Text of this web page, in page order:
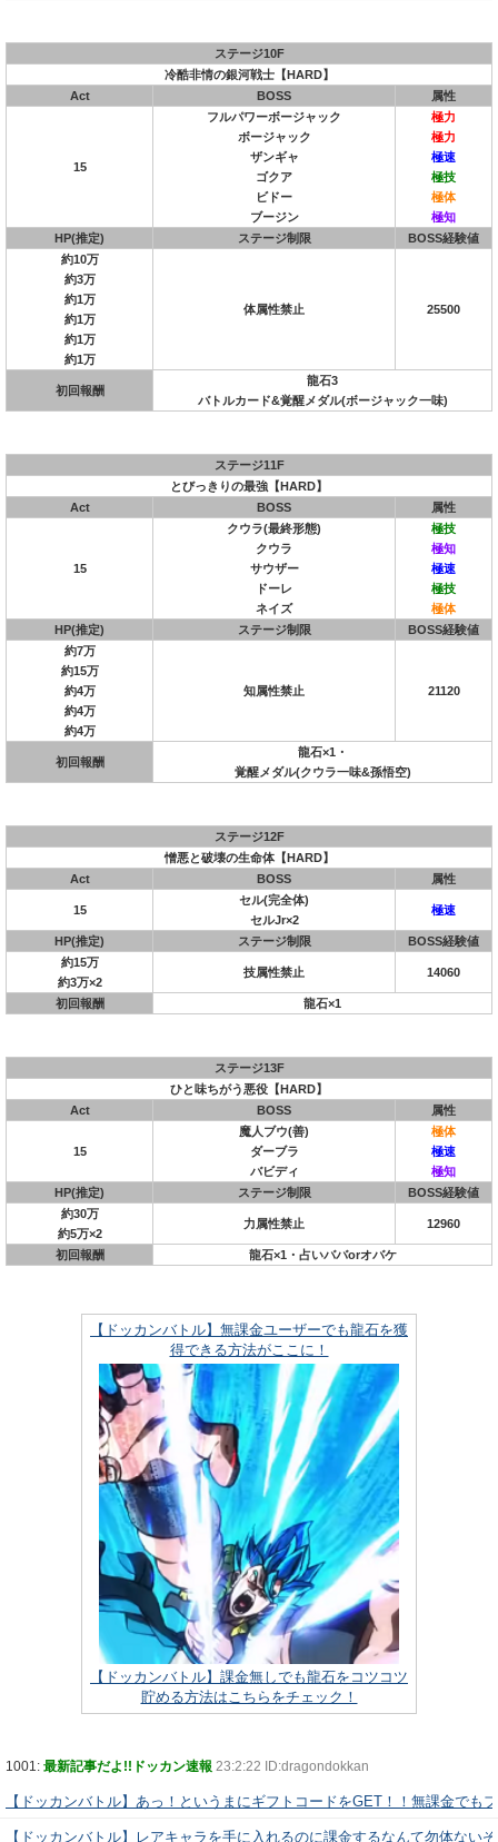
ステージ10F
冷酷非情の銀河戦士【HARD】
Act
BOSS 属性
15
フルパワーボージャック
ボージャック
ザンギャ
ゴクア
ビドー
ブージン
極力
極力
極速
極技
極体
極知
HP(推定)
ステージ制限
BOSS経験値
約10万
約3万
約1万
約1万
約1万
約1万
体属性禁止 25500
初回報酬
龍石3
バトルカード&覚醒メダル(ボージャック一味)
ステージ11F
とびっきりの最強【HARD】
Act
BOSS 属性
15
クウラ(最終形態)
クウラ
サウザー
ドーレ
ネイズ
極技
極知
極速
極技
極体
HP(推定)
ステージ制限
BOSS経験値
約7万
約15万
約4万
約4万
約4万
知属性禁止 21120
初回報酬
龍石×1・
覚醒メダル(クウラ一味&孫悟空)
ステージ12F
憎悪と破壊の生命体【HARD】
Act
BOSS 属性
15
セル(完全体)
セルJr×2
極速
HP(推定) ステージ制限
BOSS経験値
約15万
約3万×2
技属性禁止 14060
初回報酬 龍石×1
ステージ13F
ひと味ちがう悪役【HARD】
Act
BOSS 属性
15
魔人ブウ(善)
ダーブラ
バビディ
極体
極速
極知
HP(推定)
ステージ制限
BOSS経験値
約30万
約5万×2
力属性禁止 12960
初回報酬 龍石×1・占いババorオバケ
【ドッカンバトル】無課金ユーザーでも龍石を獲
得できる方法がここに！
【ドッカンバトル】課金無しでも龍石をコツコツ
貯める方法はこちらをチェック！
1001: 最新記事だよ!!ドッカン速報 23:2:22 ID:dragondokkan
【ドッカンバトル】あっ！というまにギフトコードをGET！！無課金でも
【ドッカンバトル】レアキャラを手に入れるのに課金するなんて勿体ない